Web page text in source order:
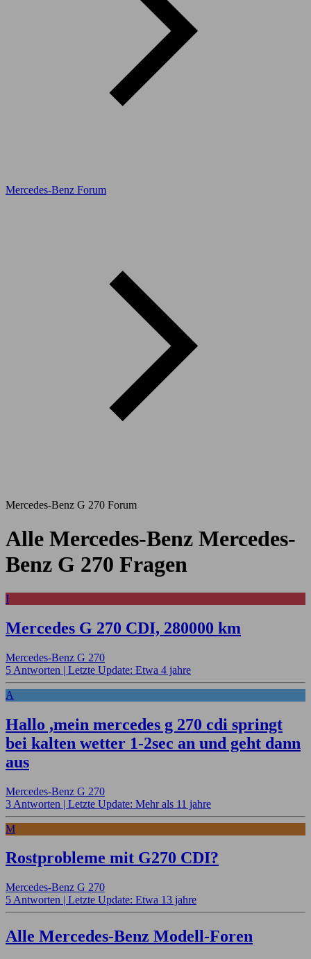
Mercedes-Benz Forum
Mercedes-Benz G 270 Forum
Alle Mercedes-Benz Mercedes-
Benz G 270 Fragen
I
Mercedes G 270 CDI, 280000 km
Mercedes-Benz G 270
5 Antworten | Letzte Update: Etwa 4 jahre
A
Hallo ,mein mercedes g 270 cdi springt
bei kalten wetter 1-2sec an und geht dann
aus
Mercedes-Benz G 270
3 Antworten | Letzte Update: Mehr als 11 jahre
M
Rostprobleme mit G270 CDI?
Mercedes-Benz G 270
5 Antworten | Letzte Update: Etwa 13 jahre
Alle Mercedes-Benz Modell-Foren